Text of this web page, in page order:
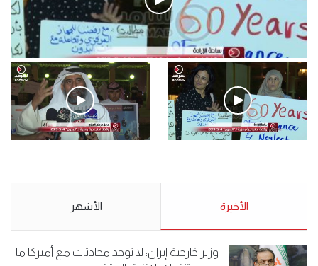
فيديو
.وقفة احتجاجية رمزية لـ”#البدون” في ساحة الإرادة 4-5-2019.
الأحد 5 مايو 2019
5-2019.
نبيع مخدرات يعني ولا خمر؟!.
الأخيرة الأشهر
وزير خارجية إيران: لا توجد محادثات مع أميركا ما